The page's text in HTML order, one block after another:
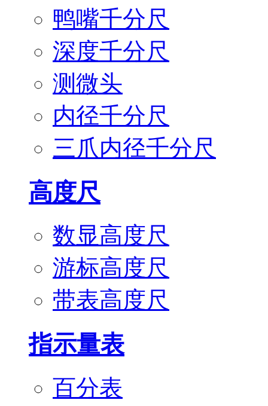
鸭嘴千分尺
深度千分尺
测微头
内径千分尺
三爪内径千分尺
高度尺
数显高度尺
游标高度尺
带表高度尺
指示量表
百分表